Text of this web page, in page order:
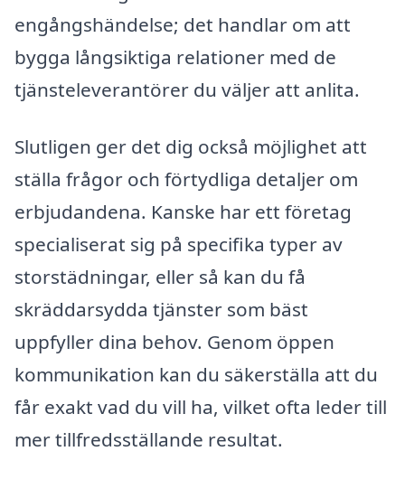
engångshändelse; det handlar om att
bygga långsiktiga relationer med de
tjänsteleverantörer du väljer att anlita.
Slutligen ger det dig också möjlighet att
ställa frågor och förtydliga detaljer om
erbjudandena. Kanske har ett företag
specialiserat sig på specifika typer av
storstädningar, eller så kan du få
skräddarsydda tjänster som bäst
uppfyller dina behov. Genom öppen
kommunikation kan du säkerställa att du
får exakt vad du vill ha, vilket ofta leder till
mer tillfredsställande resultat.